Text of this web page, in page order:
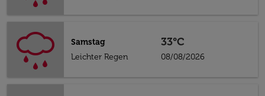
Samstag
Leichter Regen
33°C
08/08/2026